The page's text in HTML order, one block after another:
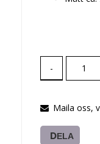
-
Maila oss,
DELA